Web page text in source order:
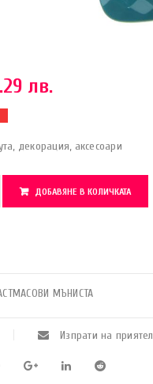
лв.
декорация, аксесоари
ДОБАВЯНЕ В КОЛИЧКАТА
МЪНИСТА
Изпрати на приятел